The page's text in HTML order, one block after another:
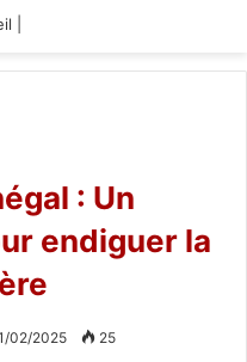
: Un
endiguer la
02/2025 25